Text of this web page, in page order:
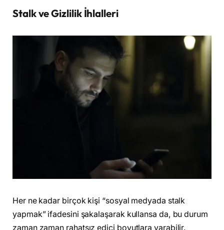
Stalk ve Gizlilik İhlalleri
Her ne kadar birçok kişi “sosyal medyada stalk
yapmak” ifadesini şakalaşarak kullansa da, bu durum
zaman zaman rahatsız edici boyutlara varabilir.